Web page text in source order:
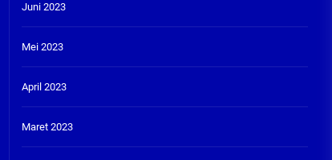
Juni 2023
Mei 2023
April 2023
Maret 2023